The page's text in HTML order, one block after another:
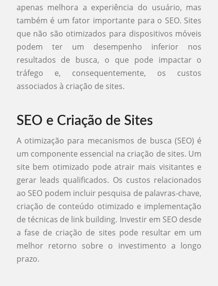
apenas melhora a experiência do usuário, mas
também é um fator importante para o SEO. Sites
que não são otimizados para dispositivos móveis
podem ter um desempenho inferior nos
resultados de busca, o que pode impactar o
tráfego e, consequentemente, os custos
associados à criação de sites.
SEO e Criação de Sites
A otimização para mecanismos de busca (SEO) é
um componente essencial na criação de sites. Um
site bem otimizado pode atrair mais visitantes e
gerar leads qualificados. Os custos relacionados
ao SEO podem incluir pesquisa de palavras-chave,
criação de conteúdo otimizado e implementação
de técnicas de link building. Investir em SEO desde
a fase de criação de sites pode resultar em um
melhor retorno sobre o investimento a longo
prazo.